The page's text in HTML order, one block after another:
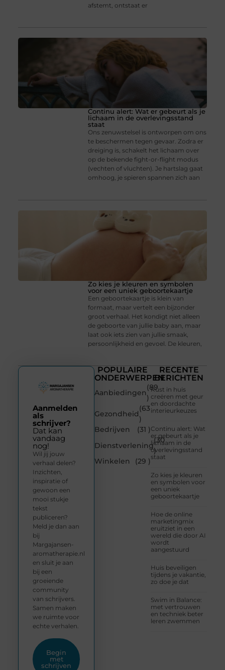
afstemt, ontstaat er
Continu alert: Wat er gebeurt als je
lichaam in de overlevingsstand
staat
Ons zenuwstelsel is ontworpen om ons
te beschermen tegen gevaar. Zodra er
dreiging is, schakelt het lichaam over
op de bekende fight-or-flight modus
(vechten of vluchten). Je hartslag gaat
omhoog, je spieren spannen zich aan
Zo kies je kleuren en symbolen
voor een uniek geboortekaartje
Een geboortekaartje is klein van
formaat, maar vertelt een bijzonder
groot verhaal. Het kondigt niet alleen
de geboorte van jullie baby aan, maar
laat ook iets zien van jullie smaak,
persoonlijkheid en gevoel. De kleuren,
POPULAIRE
ONDERWERPEN
Aanbiedingen
(89
)
Gezondheid
(63
)
Bedrijven
(31 )
Dienstverlening
(30
)
Winkelen
(29 )
RECENTE
BERICHTEN
Rust in huis
creëren met geur
en doordachte
interieurkeuzes
Continu alert: Wat
er gebeurt als je
lichaam in de
overlevingsstand
staat
Zo kies je kleuren
en symbolen voor
een uniek
geboortekaartje
Hoe de online
marketingmix
eruitziet in een
wereld die door AI
wordt
aangestuurd
Huis beveiligen
tijdens je vakantie,
zo doe je dat
Swim in Balance:
met vertrouwen
en techniek beter
leren zwemmen
Aanmelden
als
schrijver?
Dat kan
vandaag
nog!
Wil jij jouw
verhaal delen?
Inzichten,
inspiratie of
gewoon een
mooi stukje
tekst
publiceren?
Meld je dan aan
bij
Margajansen-
aromatherapie.nl
en sluit je aan
bij een
groeiende
community
van schrijvers.
Samen maken
we ruimte voor
echte verhalen.
Begin
met
schrijven